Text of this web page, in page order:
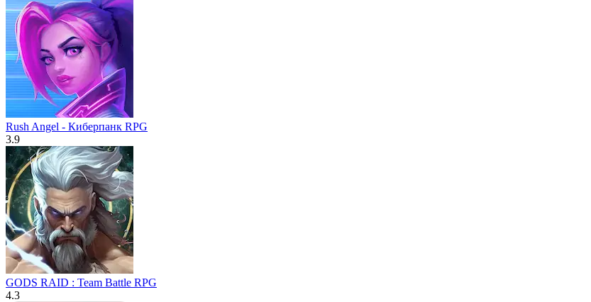
Rush Angel - Киберпанк RPG
3.9
GODS RAID : Team Battle RPG
4.3